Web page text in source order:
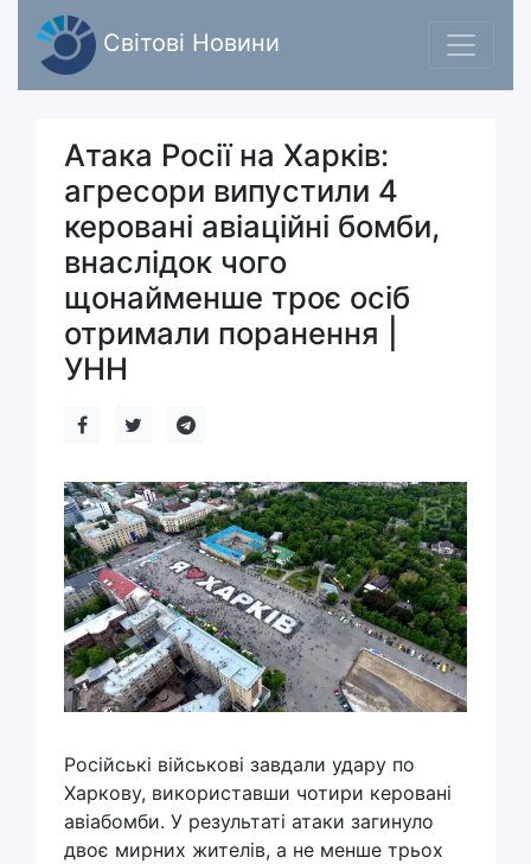
Світові Новини
Атака Росії на Харків:
агресори випустили 4
керовані авіаційні бомби,
внаслідок чого
щонайменше троє осіб
отримали поранення |
УНН
Російські військові завдали удару по
Харкову, використавши чотири керовані
авіабомби. У результаті атаки загинуло
двоє мирних жителів, а не менше трьох